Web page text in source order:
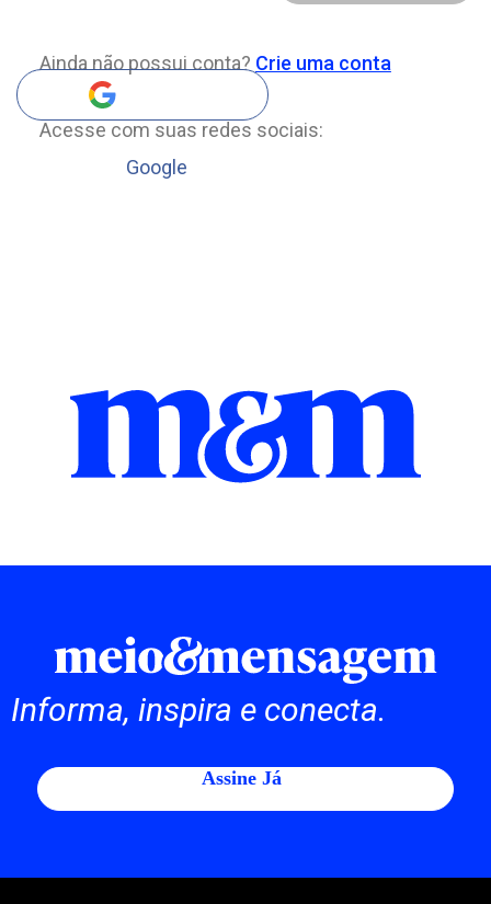
Ainda não possui conta? Crie uma conta
Acesse com suas redes sociais:
Google
Informa, inspira e conecta.
Assine Já